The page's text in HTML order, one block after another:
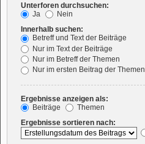
Unterforen durchsuchen:
Ja
Nein
Innerhalb suchen:
Betreff und Text der Beiträge
Nur im Text der Beiträge
Nur im Betreff der Themen
Nur im ersten Beitrag der Themen
Ergebnisse anzeigen als:
Beiträge
Themen
Ergebnisse sortieren nach: